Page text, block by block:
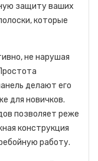
защиту ваших
которые
не нарушая
делают его
для новичков.
позволяет реже
конструкция
работу.